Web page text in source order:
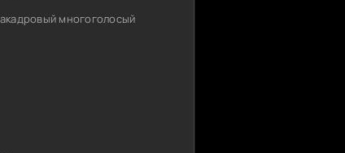
многоголосый